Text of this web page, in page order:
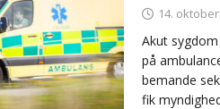
14.
Akut
på
bemande
fik